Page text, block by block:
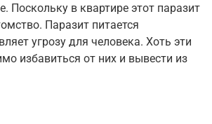
Поскольку в квартире этот паразит
Паразит питается
угрозу для человека. Хоть эти
избавиться от них и вывести из